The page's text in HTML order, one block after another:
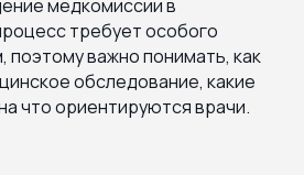
медкомиссии в
требует особого
поэтому важно понимать, как
обследование, какие
что ориентируются врачи.